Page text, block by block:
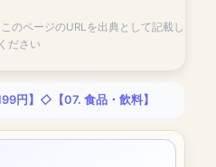
のページのURLを出典として記載し
ださい
円】 【07. 食品・飲料】